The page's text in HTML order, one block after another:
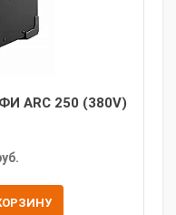
ARC 250 (380V)